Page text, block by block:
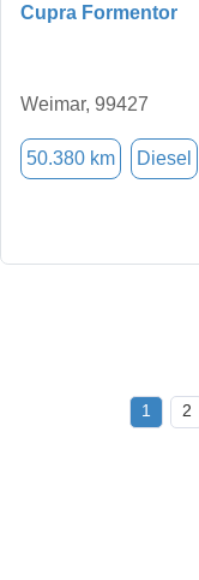
Cupra Formentor
Weimar, 99427
50.380 km Diesel
1 2